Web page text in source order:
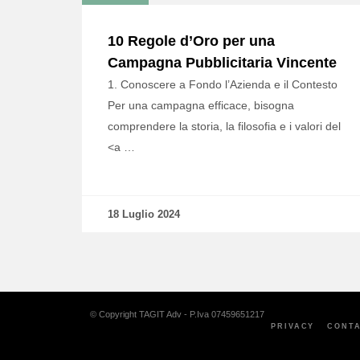
10 Regole d’Oro per una
Campagna Pubblicitaria Vincente
1. Conoscere a Fondo l’Azienda e il Contesto
Per una campagna efficace, bisogna
comprendere la storia, la filosofia e i valori del
<a …
18 Luglio 2024
© Copyright TAGIT Adv - P.Iva 07459651217
PRIVACY